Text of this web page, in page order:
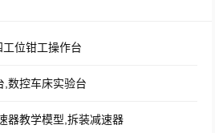
位钳工操作台
,数控车床实验台
器教学模型,拆装减速器